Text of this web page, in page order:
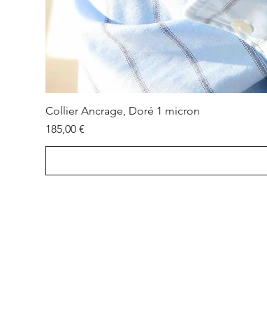
Collier Ancrage, Doré 1 micron
Prix
185,00 €